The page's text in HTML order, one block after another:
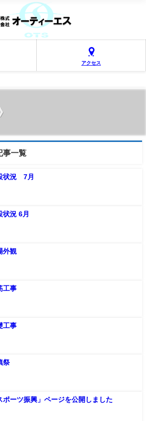
アクセス
事一覧
状況 7月
状況 6月
外観
工事
工事
祭
ポーツ振興」ページを公開しました